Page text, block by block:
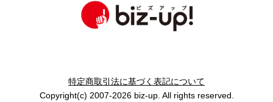
特定商取引法に基づく表記について
Copyright(c) 2007-2026 biz-up. All rights reserved.